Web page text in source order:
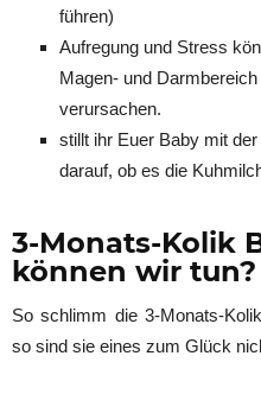
führen)
Aufregung und Stress
Magen- und
verursachen.
stillt ihr Euer Baby mit
darauf, ob es die
3-Monats-Kolik
können wir tun?
So schlimm die 3-Monats-
so sind sie eines zum Glück